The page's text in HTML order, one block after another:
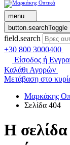
menu
button.searchToggle
field.search
+30 800 3000400
Είσοδος ή
Καλάθι Αγορών
Μετάβαση στο
Μαρκάκης
Σελίδα 404
Η σελίδα